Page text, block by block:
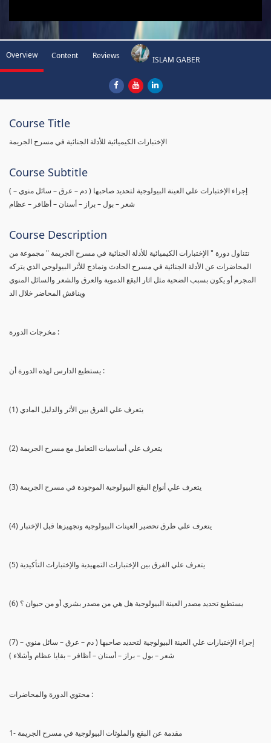
Overview Content Reviews ISLAM GABER
Course Title
الإختبارات الكيميائية للأدلة الجنائية في مسرح الجريمة
Course Subtitle
( إجراء الإختبارات علي العينة البيولوجية لتحديد صاحبها ( دم – عرق – سائل منوي –
شعر – بول – براز – أسنان – أظافر – عظام
Course Description
تتناول دورة " الإختبارات الكيميائية للأدلة الجنائية في مسرح الجريمة " مجموعة من
المحاضرات عن الأدلة الجنائية في مسرح الحادث ونماذج للأثر البيولوجي الذي يتركه
المجرم أو يكون بسبب الضحية مثل اثار البقع الدموية والعرق والشعر والسائل المنوي
ويناقش المحاضر خلال الد
مخرجات الدورة :
يستطيع الدارس لهذه الدورة أن :
(1) يتعرف علي الفرق بين الأثر والدليل المادي
(2) يتعرف علي أساسيات التعامل مع مسرح الجريمة
(3) يتعرف علي أنواع البقع البيولوجية الموجودة في مسرح الجريمة
(4) يتعرف علي طرق تحضير العينات البيولوجية وتجهيزها قبل الإختبار
(5) يتعرف علي الفرق بين الإختبارات التمهيدية والإختبارات التأكيدية
(6) يستطيع تحديد مصدر العينة البيولوجية هل هي من مصدر بشري أو من حيوان ؟
(7) إجراء الإختبارات علي العينة البيولوجية لتحديد صاحبها ( دم – عرق – سائل منوي –
شعر – بول – براز – أسنان – أظافر – بقايا عظام وأشلاء )
محتوي الدورة والمحاضرات :
1- مقدمة عن البقع والملوثات البيولوجية في مسرح الجريمة